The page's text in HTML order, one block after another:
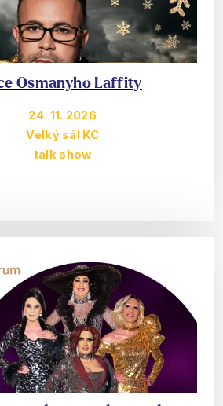
Osmanyho Laffity
24. 11. 2026
Velký sál KC
talk show